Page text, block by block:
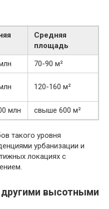
Средняя
площадь
70-90 м²
120-160 м²
млн свыше 600 м²
такого уровня
урбанизации и
локациях с
высотными